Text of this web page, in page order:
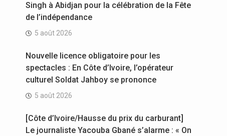
Singh à Abidjan pour la célébration de la Fête
de l’indépendance
5 août 2026
Nouvelle licence obligatoire pour les
spectacles : En Côte d’Ivoire, l’opérateur
culturel Soldat Jahboy se prononce
5 août 2026
[Côte d’Ivoire/Hausse du prix du carburant]
Le journaliste Yacouba Gbané s’alarme : « On